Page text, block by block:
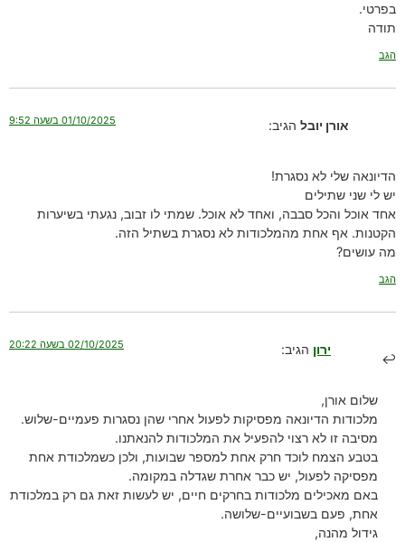
בפרטי.
תודה
הגב
אורן יובל הגיב: 01/10/2025 בשעה 9:52
הדיונאה שלי לא נסגרת!
יש לי שני שתילים
אחד אוכל והכל סבבה, ואחד לא אוכל. שמתי לו זבוב, נגעתי בשיערות
הקטנות. אף אחת מהמלכודות לא נסגרת בשתיל הזה.
מה עושים?
הגב
ירון הגיב: 02/10/2025 בשעה 20:22
שלום אורן,
מלכודות הדיונאה מפסיקות לפעול אחרי שהן נסגרות פעמיים-שלוש.
מסיבה זו לא רצוי להפעיל את המלכודות להנאתנו.
בטבע הצמח לוכד חרק אחת למספר שבועות, ולכן כשמלכודת אחת
מפסיקה לפעול, יש כבר אחרת שגדלה במקומה.
באם מאכילים מלכודות בחרקים חיים, יש לעשות זאת גם רק במלכודת
אחת, פעם בשבועיים-שלושה.
גידול מהנה,